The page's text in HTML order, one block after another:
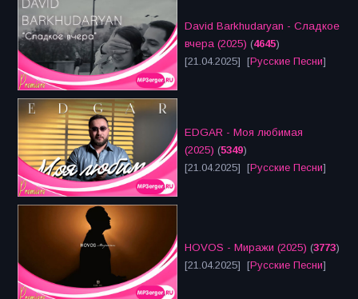
David Barkhudaryan - Сладкое
вчера (2025) (4645)
[21.04.2025] [Русские Песни]
EDGAR - Моя любимая
(2025) (5349)
[21.04.2025] [Русские Песни]
HOVOS - Миражи (2025) (3773)
[21.04.2025] [Русские Песни]